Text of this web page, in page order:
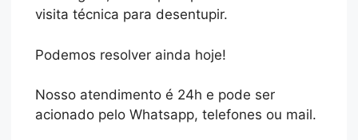
visita técnica para desentupir.
Podemos resolver ainda hoje!
Nosso atendimento é 24h e pode ser
acionado pelo Whatsapp, telefones ou mail.